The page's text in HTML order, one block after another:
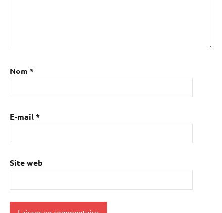
Nom *
E-mail*
Site web